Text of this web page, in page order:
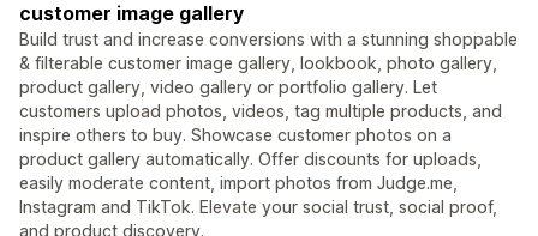
customer image gallery
Build trust and increase conversions with a stunning shoppable
& filterable customer image gallery, lookbook, photo gallery,
product gallery, video gallery or portfolio gallery. Let
customers upload photos, videos, tag multiple products, and
inspire others to buy. Showcase customer photos on a
product gallery automatically. Offer discounts for uploads,
easily moderate content, import photos from Judge.me,
Instagram and TikTok. Elevate your social trust, social proof,
and product discovery.